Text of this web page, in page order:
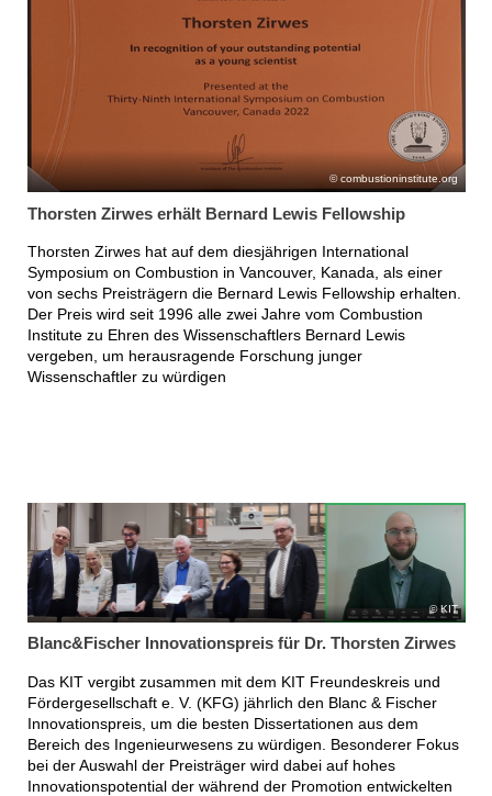
combustioninstitute.org
Thorsten Zirwes erhält Bernard Lewis Fellowship
Thorsten Zirwes hat auf dem diesjährigen International
Symposium on Combustion in Vancouver, Kanada, als einer
von sechs Preisträgern die Bernard Lewis Fellowship erhalten.
Der Preis wird seit 1996 alle zwei Jahre vom Combustion
Institute zu Ehren des Wissenschaftlers Bernard Lewis
vergeben, um herausragende Forschung junger
Wissenschaftler zu würdigen
KIT
Blanc&Fischer Innovationspreis für Dr. Thorsten Zirwes
Das KIT vergibt zusammen mit dem KIT Freundeskreis und
Fördergesellschaft e. V. (KFG) jährlich den Blanc & Fischer
Innovationspreis, um die besten Dissertationen aus dem
Bereich des Ingenieurwesens zu würdigen. Besonderer Fokus
bei der Auswahl der Preisträger wird dabei auf hohes
Innovationspotential der während der Promotion entwickelten